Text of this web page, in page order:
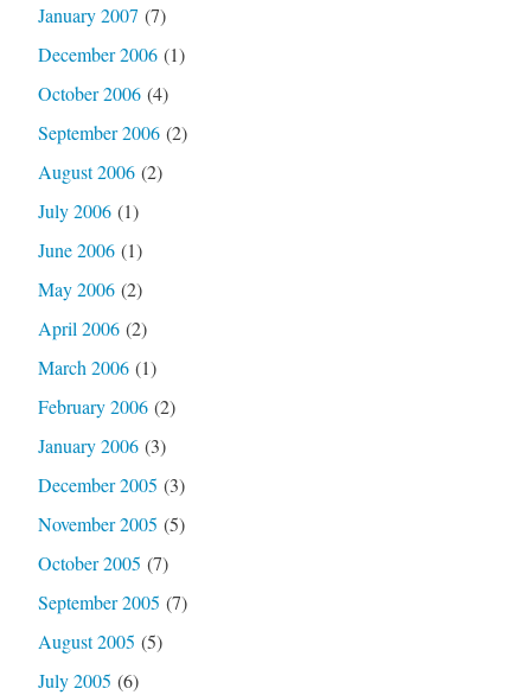
January 2007 (7)
December 2006(1)
October 2006(4)
September 2006(2)
August 2006(2)
July 2006(1)
June 2006(1)
May 2006(2)
April 2006(2)
March 2006(1)
February 2006(2)
January 2006(3)
December 2005 (3)
November 2005 (5)
October 2005 (7)
September 2005 (7)
August 2005 (5)
July 2005 (6)